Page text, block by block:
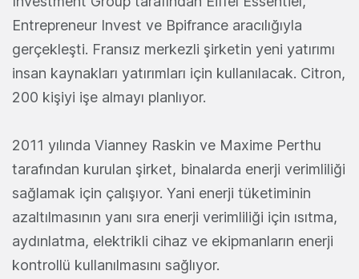
Entrepreneur Invest ve Bpifrance aracılığıyla
gerçekleşti. Fransız merkezli şirketin yeni yatırımı
insan kaynakları yatırımları için kullanılacak. Citron,
200 kişiyi işe almayı planlıyor.
2011 yılında Vianney Raskin ve Maxime Perthu
tarafından kurulan şirket, binalarda enerji verimliliği
sağlamak için çalışıyor. Yani enerji tüketiminin
azaltılmasının yanı sıra enerji verimliliği için ısıtma,
aydınlatma, elektrikli cihaz ve ekipmanların enerji
kontrollü kullanılmasını sağlıyor.